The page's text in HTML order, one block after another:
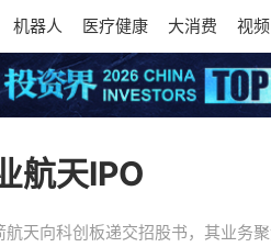
机器人 医疗健康 大消费 视频
航天IPO
天向科创板递交招股书，其业务